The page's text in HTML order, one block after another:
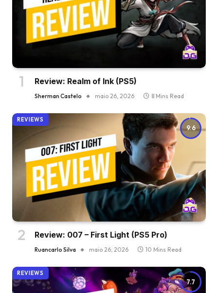
Review: Realm of Ink (PS5)
Sherman Castelo maio 26, 2026 8 Mins Read
9.6
REVIEWS
Review: 007 – First Light (PS5 Pro)
Ruancarlo Silva maio 26, 2026 10 Mins Read
7.7
REVIEWS